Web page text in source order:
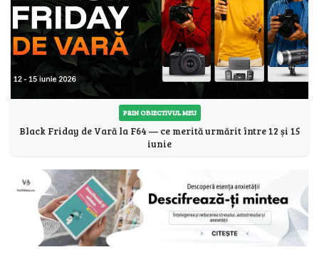
PRIN OBIECTIVUL MEU
Black Friday de Vară la F64 — ce merită urmărit între 12 și 15
iunie